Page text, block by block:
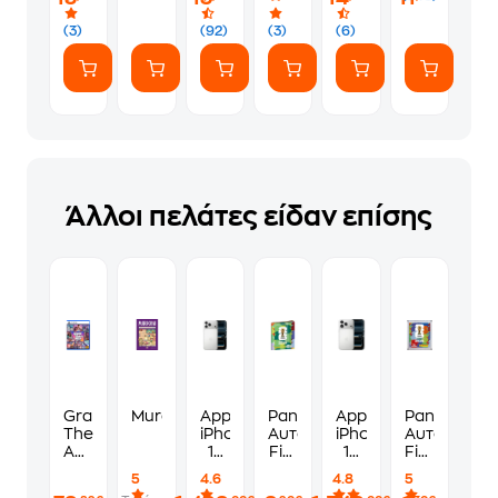
(3) (92)
(7
Αυτοκόλλητα)
(3)
ευγενικά
(6)
Άλλοι πελάτες είδαν επίσης
Grand
Theft
Auto
Standard
Murdoku
5
Apple
iPhone
17
Max
4.6
Panini
Αυτοκόλλητα
Fifa
Apple
iPhone
17
256GB
4.8
Panini
Fifa
Cup
5